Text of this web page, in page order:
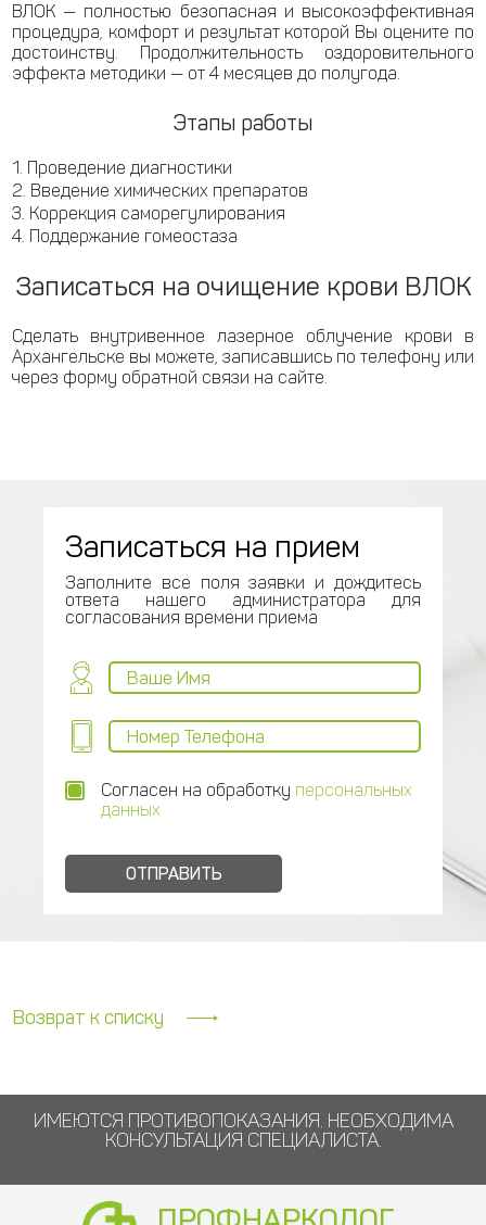
ВЛОК — полностью безопасная и высокоэффективная
процедура, комфорт и результат которой Вы оцените по
достоинству. Продолжительность оздоровительного
эффекта методики — от 4 месяцев до полугода.
Этапы работы
Проведение диагностики
Введение химических препаратов
Коррекция саморегулирования
Поддержание гомеостаза
Записаться на очищение крови ВЛОК
Сделать внутривенное лазерное облучение крови в
Архангельске вы можете, записавшись по телефону или
через форму обратной связи на сайте.
Записаться на прием
Заполните все поля заявки и дождитесь
ответа нашего администратора для
согласования времени приема
Согласен на обработку персональных
данных
Возврат к списку
ИМЕЮТСЯ ПРОТИВОПОКАЗАНИЯ. НЕОБХОДИМА
КОНСУЛЬТАЦИЯ СПЕЦИАЛИСТА.